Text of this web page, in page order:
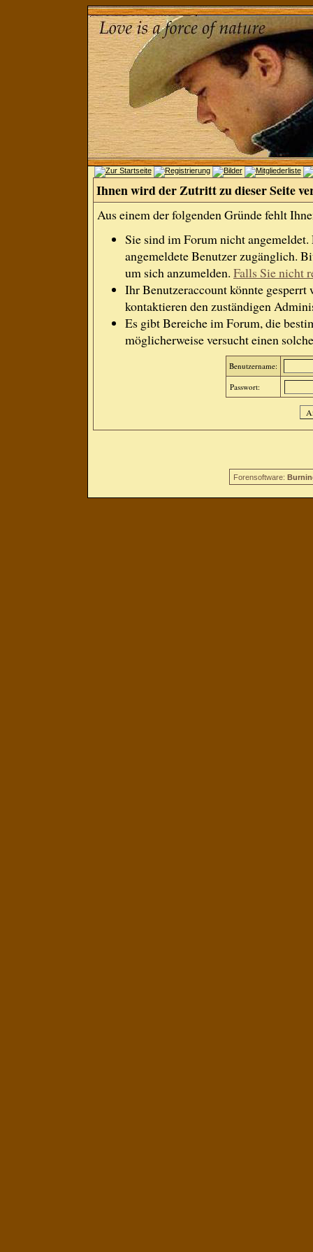
Ihnen wird der Zutritt zu dieser Seite
Aus einem der folgenden Gründe fehlt
Sie sind im Forum nicht
angemeldete Benutzer zugänglich.
um sich anzumelden. Falls Sie nicht
Ihr Benutzeraccount könnte gesperrt
kontaktieren den zuständigen
Es gibt Bereiche im Forum, die
möglicherweise versucht einen
Benutzername:
Passwort:
Forensoftware: